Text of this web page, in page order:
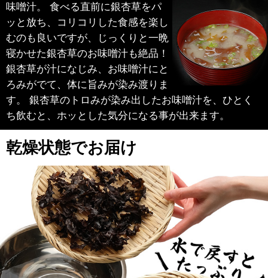
味噌汁。 食べる直前に銀杏草をパ
ッと放ち、コリコリした食感を楽し
むのも良いですが、じっくりと一晩
寝かせた銀杏草のお味噌汁も絶品！
銀杏草が汁になじみ、お味噌汁にと
ろみがでて、体に旨みが染み渡りま
す。 銀杏草のトロみが染み出したお味噌汁を、ひとく
ち飲むと、ホッとした気分になる事が出来ます。
乾燥状態でお届け